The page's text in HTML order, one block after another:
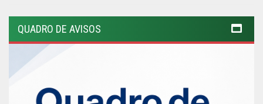
QUADRO DE AVISOS